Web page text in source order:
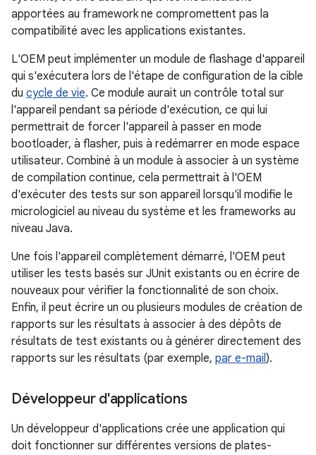
apportées au framework ne compromettent pas la
compatibilité avec les applications existantes.
L'OEM peut implémenter un module de flashage d'appareil
qui s'exécutera lors de l'étape de configuration de la cible
du cycle de vie. Ce module aurait un contrôle total sur
l'appareil pendant sa période d'exécution, ce qui lui
permettrait de forcer l'appareil à passer en mode
bootloader, à flasher, puis à redémarrer en mode espace
utilisateur. Combiné à un module à associer à un système
de compilation continue, cela permettrait à l'OEM
d'exécuter des tests sur son appareil lorsqu'il modifie le
micrologiciel au niveau du système et les frameworks au
niveau Java.
Une fois l'appareil complètement démarré, l'OEM peut
utiliser les tests basés sur JUnit existants ou en écrire de
nouveaux pour vérifier la fonctionnalité de son choix.
Enfin, il peut écrire un ou plusieurs modules de création de
rapports sur les résultats à associer à des dépôts de
résultats de test existants ou à générer directement des
rapports sur les résultats (par exemple, par e-mail).
Développeur d'applications
Un développeur d'applications crée une application qui
doit fonctionner sur différentes versions de plates-